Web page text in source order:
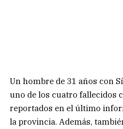
Un hombre de 31 años con
uno de los cuatro fallecidos
reportados en el último
la provincia. Además,